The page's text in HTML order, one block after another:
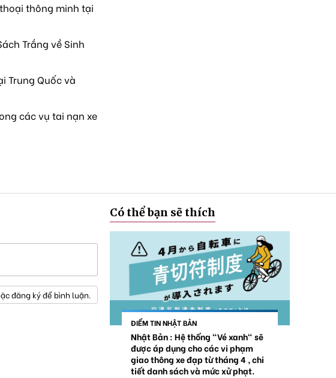
thông minh tại
Trắng về Sinh
Trung Quốc và
các vụ tai nạn xe
đăng ký để bình luận.
Có thể bạn sẽ thích
ĐIỂM TIN NHẬT BẢN
Nhật Bản : Hệ thống "Vé xanh" sẽ
được áp dụng cho các vi phạm
giao thông xe đạp từ tháng 4 , chi
tiết danh sách và mức xử phạt.